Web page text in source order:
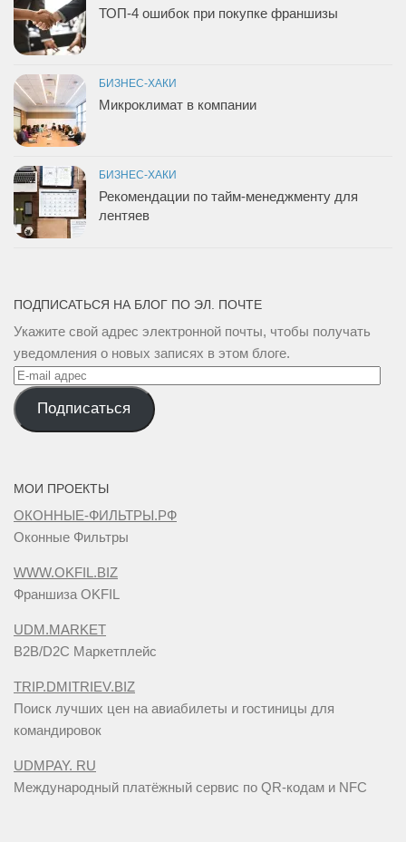
ТОП-4 ошибок при покупке франшизы
БИЗНЕС-ХАКИ
Микроклимат в компании
БИЗНЕС-ХАКИ
Рекомендации по тайм-менеджменту для
лентяев
ПОДПИСАТЬСЯ НА БЛОГ ПО ЭЛ. ПОЧТЕ
Укажите свой адрес электронной почты, чтобы получать
уведомления о новых записях в этом блоге.
E-
mail
адрес
Подписаться
МОИ ПРОЕКТЫ
ОКОННЫЕ-ФИЛЬТРЫ.РФ
Оконные Фильтры
WWW.OKFIL.BIZ
Франшиза OKFIL
UDM.MARKET
B2B/D2C Маркетплейс
TRIP.DMITRIEV.BIZ
Поиск лучших цен на авиабилеты и гостиницы для
командировок
UDMPAY. RU
Международный платёжный сервис по QR-кодам и NFC